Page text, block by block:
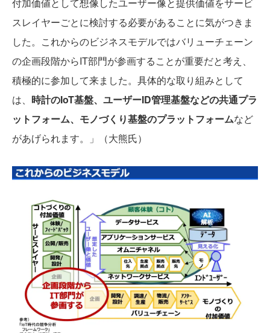
付加価値として想像したユーザー像と提供価値をサービ
スレイヤーごとに検討する必要があることに気がつきま
した。これからのビジネスモデルではバリューチェーン
の企画段階からIT部門が参画することが重要だと考え、
積極的に参加して来ました。具体的な取り組みとして
は、 時計のIoT基盤、ユーザーID管理基盤などの共通プラ
ットフォーム、モノづくり基盤のプラットフォームなど
があげられます。」（大熊氏）